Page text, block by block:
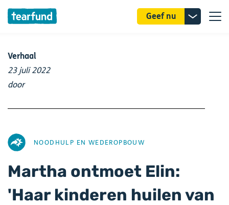
Geef nu
Verhaal
23 juli 2022
door
AFBEELDINGNOODHULP EN WEDEROPBOUW
Martha ontmoet Elin:
'Haar kinderen huilen van